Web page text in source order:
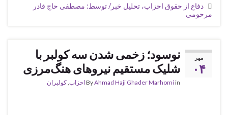
دفاع از حقوق احزاب، تحلیل خبر/ توسط: مصطفی حاج قادر
مرحومی
مهر
۰۴
نوسود؛ زخمی شدن سە کولبر با
شلیک مستقیم نیروهای هنگ‌مرزی
ByAhmad Haji Ghader Marhomiin احزاب کولبران